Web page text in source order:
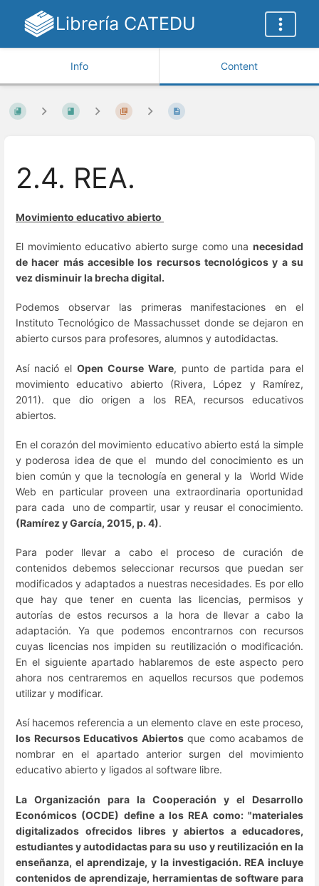
Librería CATEDU
Info Content
2.4. REA.
Movimiento educativo abierto
El movimiento educativo abierto surge como una necesidad
de hacer más accesible los recursos tecnológicos y a su
vez disminuir la brecha digital.
Podemos observar las primeras manifestaciones en el
Instituto Tecnológico de Massachusset donde se dejaron en
abierto cursos para profesores, alumnos y autodidactas.
Así nació el Open Course Ware, punto de partida para el
movimiento educativo abierto (Rivera, López y Ramírez,
2011). que dio origen a los REA, recursos educativos
abiertos.
En el corazón del movimiento educativo abierto está la simple
y poderosa idea de que el mundo del conocimiento es un
bien común y que la tecnología en general y la World Wide
Web en particular proveen una extraordinaria oportunidad
para cada uno de compartir, usar y reusar el conocimiento.
(Ramírez y García, 2015, p. 4).
Para poder llevar a cabo el proceso de curación de
contenidos debemos seleccionar recursos que puedan ser
modificados y adaptados a nuestras necesidades. Es por ello
que hay que tener en cuenta las licencias, permisos y
autorías de estos recursos a la hora de llevar a cabo la
adaptación. Ya que podemos encontrarnos con recursos
cuyas licencias nos impiden su reutilización o modificación.
En el siguiente apartado hablaremos de este aspecto pero
ahora nos centraremos en aquellos recursos que podemos
utilizar y modificar.
Así hacemos referencia a un elemento clave en este proceso,
los Recursos Educativos Abiertos que como acabamos de
nombrar en el apartado anterior surgen del movimiento
educativo abierto y ligados al software libre.
La Organización para la Cooperación y el Desarrollo
Económicos (OCDE) define a los REA como: "materiales
digitalizados ofrecidos libres y abiertos a educadores,
estudiantes y autodidactas para su uso y reutilización en la
enseñanza, el aprendizaje, y la investigación. REA incluye
contenidos de aprendizaje, herramientas de software para